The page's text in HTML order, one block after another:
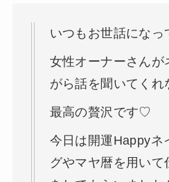
いつもお世話にな
女性オーナーさんが
がら話を聞いてくれ
最高の贅沢です♡
今日は開運Happyネ
グやマヤ暦を用いて